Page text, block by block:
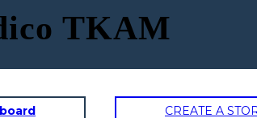
TKAM
CREATE A